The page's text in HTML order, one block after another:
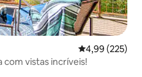
4,99 de uma
4,99 (225)
vistas incríveis!